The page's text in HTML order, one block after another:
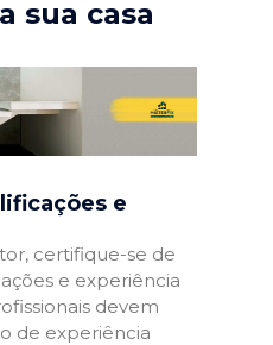
sua casa
e
certifique-se de
e experiência
devem
de experiência